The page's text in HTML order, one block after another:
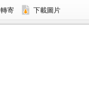
轉寄 下載圖片